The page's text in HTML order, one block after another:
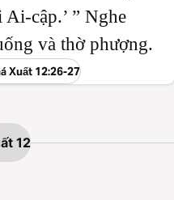
cập.’ ” Nghe
và thờ phượng.
Xuất 12:26-27
12